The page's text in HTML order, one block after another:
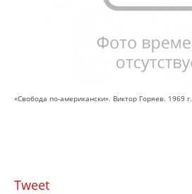
«Свобода по-американски». Виктор Горяев. 1969 г.
Tweet